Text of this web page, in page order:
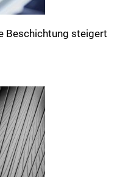
Beschichtung steigert